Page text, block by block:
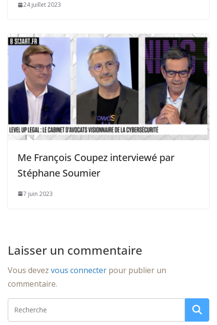
24 juillet 2023
Me François Coupez interviewé par
Stéphane Soumier
7 juin 2023
Laisser un commentaire
Vous devez vous connecter pour publier un
commentaire.